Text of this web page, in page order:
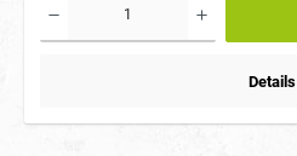
Details